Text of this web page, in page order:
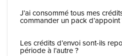
J’ai consommé tous mes
commander un pack d’appoint
Les crédits d’envoi sont-ils
période à l’autre ?